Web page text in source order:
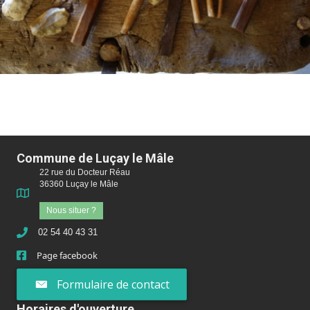
Commune de Luçay le Mâle
22 rue du Docteur Réau
36360 Luçay le Mâle
Nous situer ?
02 54 40 43 31
Page facebook
Formulaire de contact